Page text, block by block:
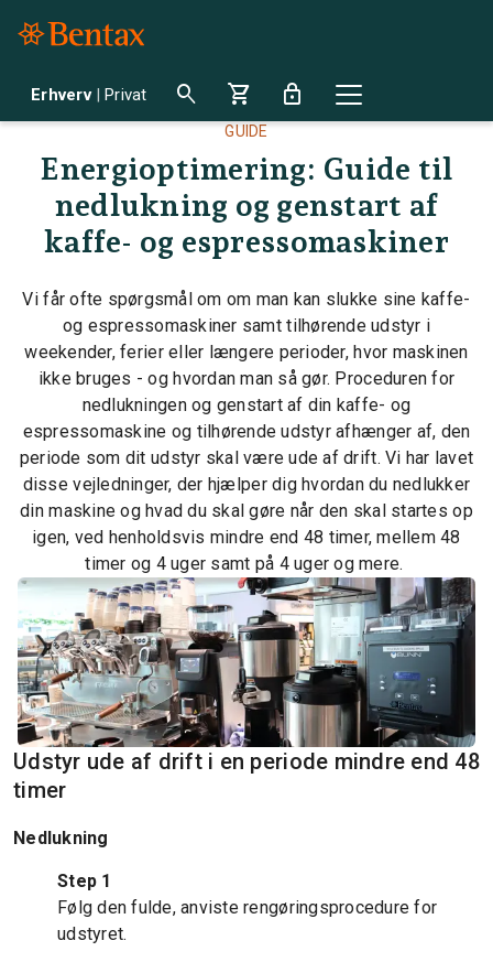
Erhverv | Privat search shopping_cart lock
GUIDE
Energioptimering: Guide til
nedlukning og genstart af
kaffe- og espressomaskiner
Vi får ofte spørgsmål om om man kan slukke sine kaffe-
og espressomaskiner samt tilhørende udstyr i
weekender, ferier eller længere perioder, hvor maskinen
ikke bruges - og hvordan man så gør. Proceduren for
nedlukningen og genstart af din kaffe- og
espressomaskine og tilhørende udstyr afhænger af, den
periode som dit udstyr skal være ude af drift. Vi har lavet
disse vejledninger, der hjælper dig hvordan du nedlukker
din maskine og hvad du skal gøre når den skal startes op
igen, ved henholdsvis mindre end 48 timer, mellem 48
timer og 4 uger samt på 4 uger og mere.
Udstyr ude af drift i en periode mindre end 48
timer
Nedlukning
Step 1
Følg den fulde, anviste rengøringsprocedure for
udstyret.